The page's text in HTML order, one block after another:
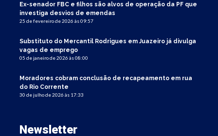
Ex-senador FBC e filhos são alvos de operação da PF que
investiga desvios de emendas
25 de fevereiro de 2026 às 09:57
Substituto do Mercantil Rodrigues em Juazeiro já divulga
vagas de emprego
05 de janeiro de 2026 às 08:00
Moradores cobram conclusão de recapeamento em rua
do Rio Corrente
30 de julho de 2026 às 17:33
Newsletter